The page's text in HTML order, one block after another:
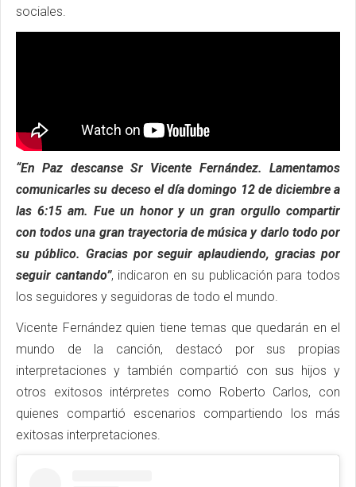
sociales.
“En Paz descanse Sr Vicente Fernández. Lamentamos
comunicarles su deceso el día domingo 12 de diciembre a
las 6:15 am. Fue un honor y un gran orgullo compartir
con todos una gran trayectoria de música y darlo todo por
su público. Gracias por seguir aplaudiendo, gracias por
seguir cantando”, indicaron en su publicación para todos
los seguidores y seguidoras de todo el mundo.
Vicente Fernández quien tiene temas que quedarán en el
mundo de la canción, destacó por sus propias
interpretaciones y también compartió con sus hijos y
otros exitosos intérpretes como Roberto Carlos, con
quienes compartió escenarios compartiendo los más
exitosas interpretaciones.